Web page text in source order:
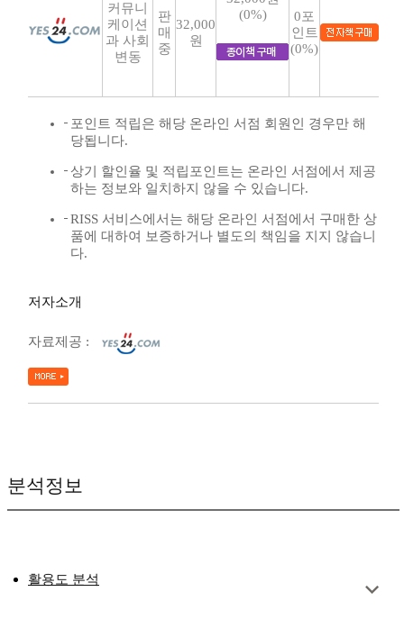
커뮤니
케이션
과 사회
변동
판
매
중
32,000
원
(0%)
0포
인트
(0%)
포인트 적립은 해당 온라인 서점 회원인 경우만 해
당됩니다.
상기 할인율 및 적립포인트는 온라인 서점에서 제공
하는 정보와 일치하지 않을 수 있습니다.
RISS 서비스에서는 해당 온라인 서점에서 구매한 상
품에 대하여 보증하거나 별도의 책임을 지지 않습니
다.
저자소개
자료제공 :
분석정보
활용도 분석